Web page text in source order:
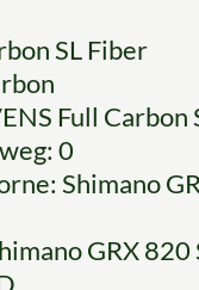
SL Fiber
Full Carbon
0
Shimano
GRX 820